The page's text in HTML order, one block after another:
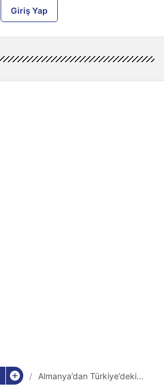
Giriş Yap
Almanya’dan Türkiye’deki